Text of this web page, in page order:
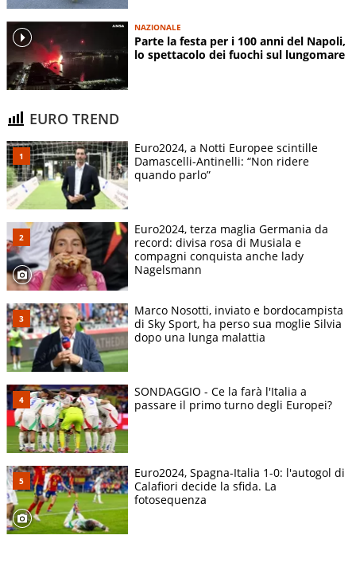
NAZIONALE
Parte la festa per i 100 anni del Napoli,
lo spettacolo dei fuochi sul lungomare
EURO TREND
Euro2024, a Notti Europee scintille
Damascelli-Antinelli: “Non ridere
quando parlo”
Euro2024, terza maglia Germania da
record: divisa rosa di Musiala e
compagni conquista anche lady
Nagelsmann
Marco Nosotti, inviato e bordocampista
di Sky Sport, ha perso sua moglie Silvia
dopo una lunga malattia
SONDAGGIO - Ce la farà l'Italia a
passare il primo turno degli Europei?
Euro2024, Spagna-Italia 1-0: l'autogol di
Calafiori decide la sfida. La
fotosequenza